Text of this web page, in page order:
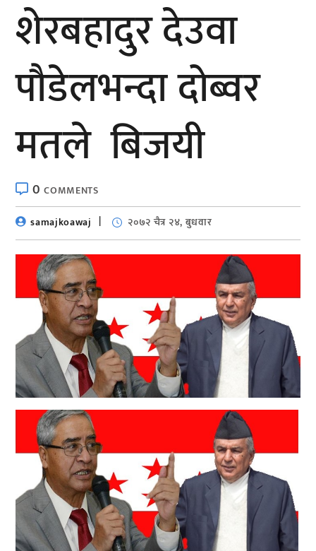
शेरबहादुर देउवा
पौडेलभन्दा दोब्वर
मतले बिजयी
0COMMENTS
samajkoawaj
२०७२ चैत्र २४, बुधवार